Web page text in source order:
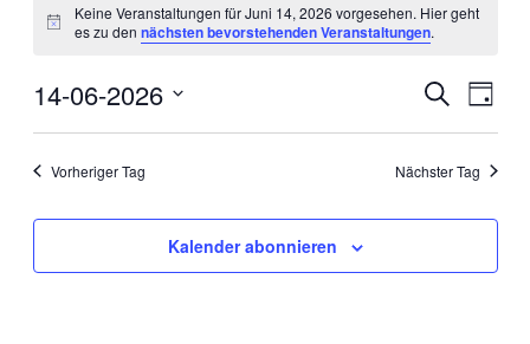
für
14,
Hinweis
Keine Veranstaltungen für Juni 14, 2026 vorgesehen. Hier geht
es zu dennächsten bevorstehenden Veranstaltungen.
Suche
Tag
14-06-2026
Vorheriger Tag
Nächster Tag
Kalender abonnieren